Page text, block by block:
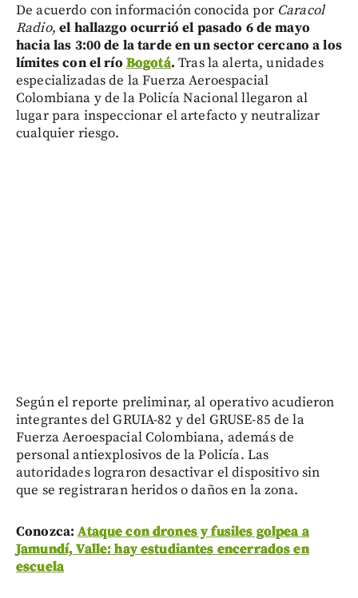
De acuerdo con información conocida por Caracol
Radio,el hallazgo ocurrió el pasado 6 de mayo
hacia las 3:00 de la tarde en un sector cercano a los
límites con el río Bogotá.Tras la alerta, unidades
especializadas de la Fuerza Aeroespacial
Colombiana y de la Policía Nacional llegaron al
lugar para inspeccionar el artefacto y neutralizar
cualquier riesgo.
Según el reporte preliminar, al operativo acudieron
integrantes del GRUIA-82 y del GRUSE-85 de la
Fuerza Aeroespacial Colombiana, además de
personal antiexplosivos de la Policía. Las
autoridades lograron desactivar el dispositivo sin
que se registraran heridos o daños en la zona.
Conozca:Ataque con drones y fusiles golpea a
Jamundí, Valle: hay estudiantes encerrados en
escuela